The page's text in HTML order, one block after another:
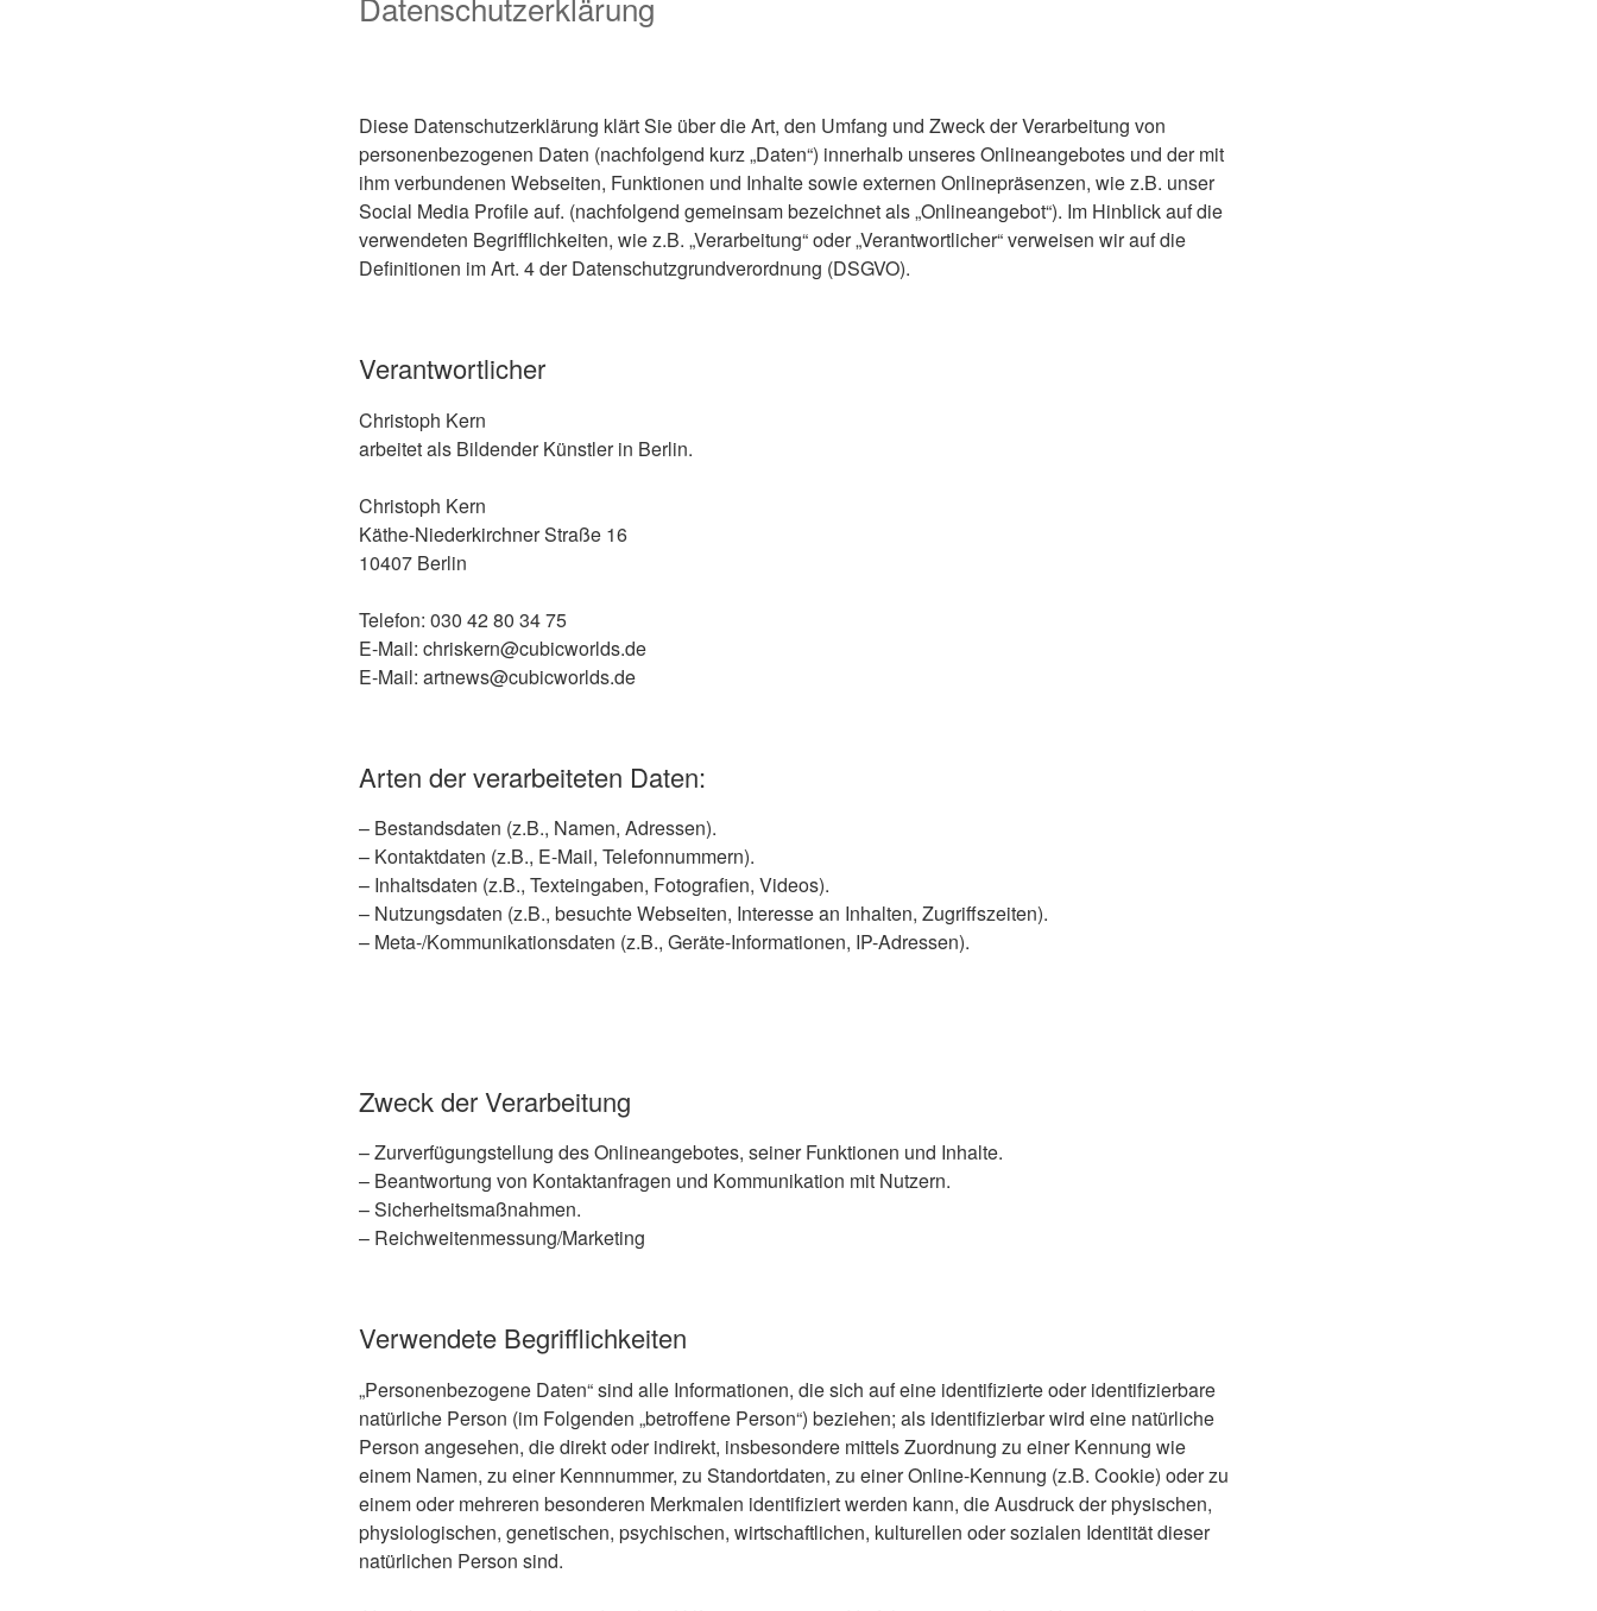
Diese Datenschutzerklärung klärt Sie über die Art, den Umfang und Zweck der Verarbeitung von
personenbezogenen Daten (nachfolgend kurz „Daten“) innerhalb unseres Onlineangebotes und der mit
ihm verbundenen Webseiten, Funktionen und Inhalte sowie externen Onlinepräsenzen, wie z.B. unser
Social Media Profile auf. (nachfolgend gemeinsam bezeichnet als „Onlineangebot“). Im Hinblick auf die
verwendeten Begrifflichkeiten, wie z.B. „Verarbeitung“ oder „Verantwortlicher“ verweisen wir auf die
Definitionen im Art. 4 der Datenschutzgrundverordnung (DSGVO).
Verantwortlicher
Christoph Kern
arbeitet als Bildender Künstler in Berlin.
Christoph Kern
Käthe-Niederkirchner Straße 16
10407 Berlin
Telefon: 030 42 80 34 75
E-Mail: chriskern@cubicworlds.de
E-Mail: artnews@cubicworlds.de
Arten der verarbeiteten Daten:
– Bestandsdaten (z.B., Namen, Adressen).
– Kontaktdaten (z.B., E-Mail, Telefonnummern).
– Inhaltsdaten (z.B., Texteingaben, Fotografien, Videos).
– Nutzungsdaten (z.B., besuchte Webseiten, Interesse an Inhalten, Zugriffszeiten).
– Meta-/Kommunikationsdaten (z.B., Geräte-Informationen, IP-Adressen).
Zweck der Verarbeitung
– Zurverfügungstellung des Onlineangebotes, seiner Funktionen und Inhalte.
– Beantwortung von Kontaktanfragen und Kommunikation mit Nutzern.
– Sicherheitsmaßnahmen.
– Reichweitenmessung/Marketing
Verwendete Begrifflichkeiten
„Personenbezogene Daten“ sind alle Informationen, die sich auf eine identifizierte oder identifizierbare
natürliche Person (im Folgenden „betroffene Person“) beziehen; als identifizierbar wird eine natürliche
Person angesehen, die direkt oder indirekt, insbesondere mittels Zuordnung zu einer Kennung wie
einem Namen, zu einer Kennnummer, zu Standortdaten, zu einer Online-Kennung (z.B. Cookie) oder zu
einem oder mehreren besonderen Merkmalen identifiziert werden kann, die Ausdruck der physischen,
physiologischen, genetischen, psychischen, wirtschaftlichen, kulturellen oder sozialen Identität dieser
natürlichen Person sind.